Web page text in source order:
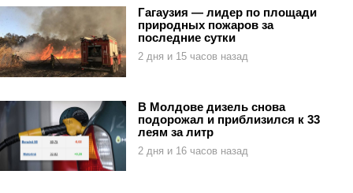
Гагаузия — лидер по площади
природных пожаров за
последние сутки
2 дня и 15 часов назад
В Молдове дизель снова
подорожал и приблизился к 33
леям за литр
2 дня и 16 часов назад